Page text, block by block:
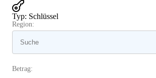
Typ: Schlüssel
Region:
Betrag: